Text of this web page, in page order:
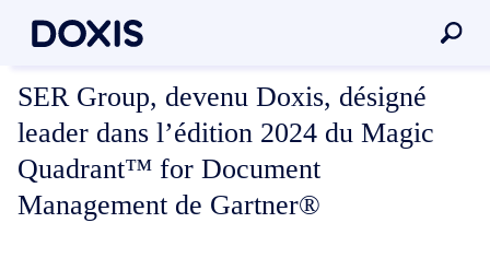
SER Group, devenu Doxis, désigné
leader dans l’édition 2024 du Magic
Quadrant™ for Document
Management de Gartner®